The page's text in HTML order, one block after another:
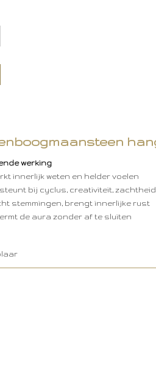
werking
innerlijk weten en helder voelen
bij cyclus, creativiteit, zachtheid
stemmingen, brengt innerlijke rust
de aura zonder af te sluiten